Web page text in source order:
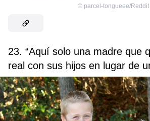
© parcel-tongueee/Reddit
23. “Aquí solo una madre que
real con sus hijos en lugar de